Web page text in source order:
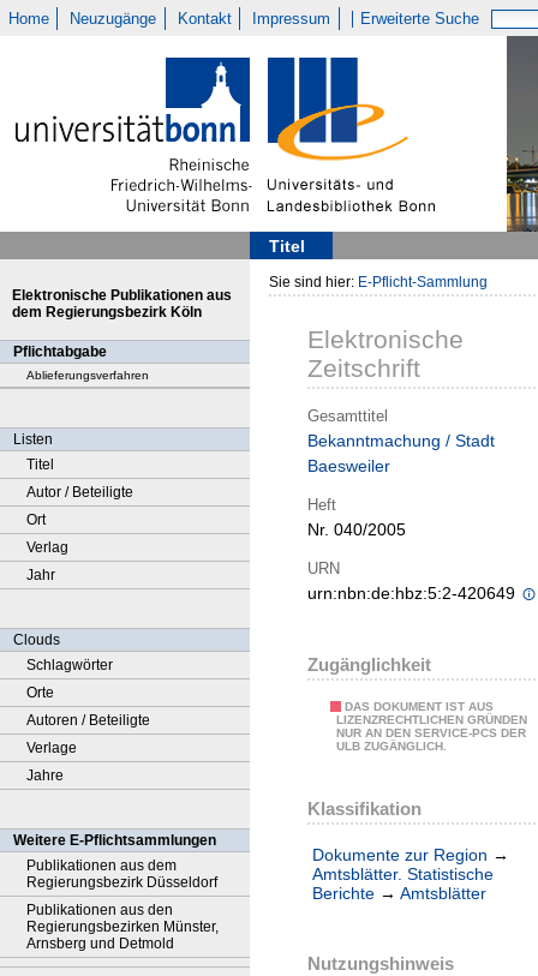
Home Neuzugänge Kontakt Impressum Erweiterte Suche
Titel
Elektronische Publikationen aus
dem Regierungsbezirk Köln
Pflichtabgabe
Ablieferungsverfahren
Listen
Titel
Autor / Beteiligte
Ort
Verlag
Jahr
Clouds
Schlagwörter
Orte
Autoren / Beteiligte
Verlage
Jahre
Weitere E-Pflichtsammlungen
Publikationen aus dem
Regierungsbezirk Düsseldorf
Publikationen aus den
Regierungsbezirken Münster,
Arnsberg und Detmold
Sie sind hier: E-Pflicht-Sammlung
Elektronische
Zeitschrift
Gesamttitel
Bekanntmachung / Stadt
Baesweiler
Heft
Nr. 040/2005
URN
urn:nbn:de:hbz:5:2-420649
Zugänglichkeit
DAS DOKUMENT IST AUS
LIZENZRECHTLICHEN GRÜNDEN
NUR AN DEN SERVICE-PCS DER
ULB ZUGÄNGLICH.
Klassifikation
Dokumente zur Region →
Amtsblätter. Statistische
Berichte → Amtsblätter
Nutzungshinweis